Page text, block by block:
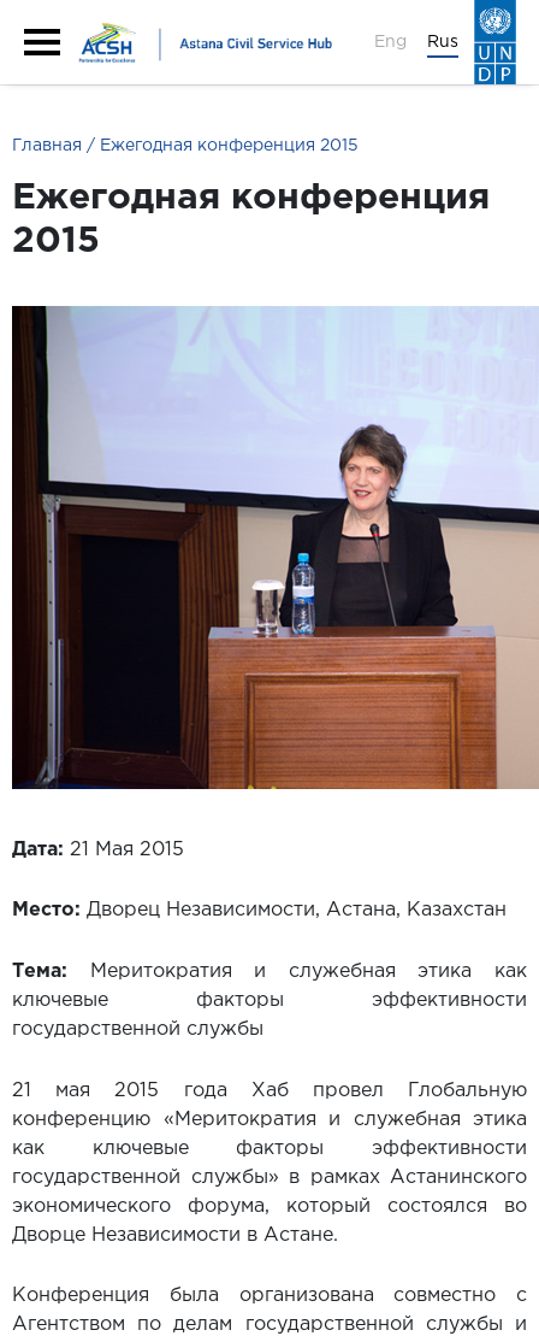
Eng Rus
Главная Ежегодная конференция 2015
Ежегодная конференция
2015
Дата: 21 Мая 2015
Место: Дворец Независимости, Астана, Казахстан
Тема:
Меритократия и служебная этика как
ключевые факторы эффективности
государственной службы
21 мая 2015 года Хаб провел Глобальную
конференцию «Меритократия и служебная этика
как ключевые факторы эффективности
государственной службы» в рамках Астанинского
экономического форума, который состоялся во
Дворце Независимости в Астане.
Конференция была организована совместно с
Агентством по делам государственной службы и